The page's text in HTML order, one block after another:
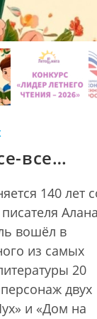
все…
140 лет
вошёл в
из самых
20
двух
и «Дом на